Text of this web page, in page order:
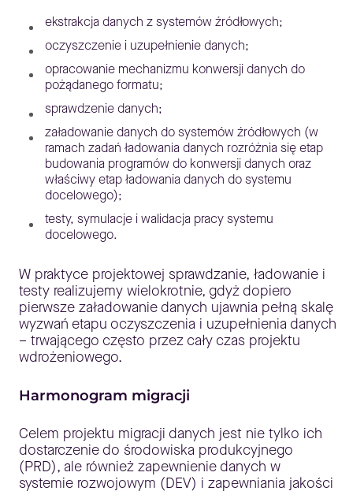
ekstrakcja danych z systemów źródłowych;
oczyszczenie i uzupełnienie danych;
opracowanie mechanizmu konwersji danych do
pożądanego formatu;
sprawdzenie danych;
załadowanie danych do systemów źródłowych (w
ramach zadań ładowania danych rozróżnia się etap
budowania programów do konwersji danych oraz
właściwy etap ładowania danych do systemu
docelowego);
testy, symulacje i walidacja pracy systemu
docelowego.
W praktyce projektowej sprawdzanie, ładowanie i
testy realizujemy wielokrotnie, gdyż dopiero
pierwsze załadowanie danych ujawnia pełną skalę
wyzwań etapu oczyszczenia i uzupełnienia danych
– trwającego często przez cały czas projektu
wdrożeniowego.
Harmonogram migracji
Celem projektu migracji danych jest nie tylko ich
dostarczenie do środowiska produkcyjnego
(PRD), ale również zapewnienie danych w
systemie rozwojowym (DEV) i zapewniania jakości